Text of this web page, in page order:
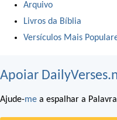
Arquivo
Livros da Bíblia
Versículos Mais
Apoiar
Ajude-me a espalhar a